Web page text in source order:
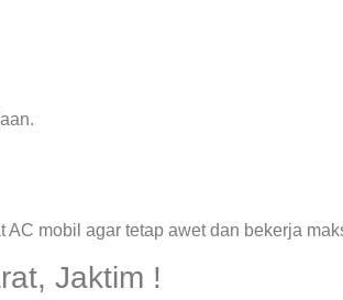
mobil agar tetap awet dan bekerja
Jaktim !